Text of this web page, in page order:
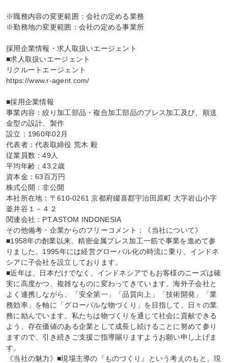
※職務内容の変更範囲：会社の定める業務
※勤務地の変更範囲：会社の定める事業所
採用企業情報・求人取扱いエージェント
■求人取扱いエージェント
リクルートエージェント
https://www.r-agent.com/
■採用企業情報
事業内容：絞り加工部品・複合加工部品のプレス加工及び、順送
金型の設計、製作
設立：1960年02月
代表者：代表取締役 荒木 毅
従業員数：49人
平均年齢：43.2歳
資本金：63百万円
株式公開：非公開
本社所在地：〒610-0261 京都府綴喜郡宇治田原町 大字岩山小字
釜井谷１－４２
関連会社：PT.ASTOM INDONESIA
その他備考・企業からのフリーコメント：《当社について》
■1958年の創業以来、精密金属プレス加工一筋で事業を進めて参
りました。1995年には経営グローバル化の時流に乗り、インドネ
シアに子会社を設立しております。
■近年は、日本だけでなく、インドネシアでもお客様のニーズは確
実に高度かつ、複雑なものに変わってきています。海外子会社と
よく連携しながら、「安全第一」「品質向上」「技術開発」「業
務効率」を軸に「グローバルな物づくり」を目指して、日々の業
務に励んでいます。私たちは物づくりを通じて社会に貢献できる
よう、存在価値のある企業として成長し続けることに努めて参り
ますので、引き続きご支援ご指導賜りますようお願い申し上げま
す。
《当社の魅力》■現場主導の『ものづくり』という考えのもと、現